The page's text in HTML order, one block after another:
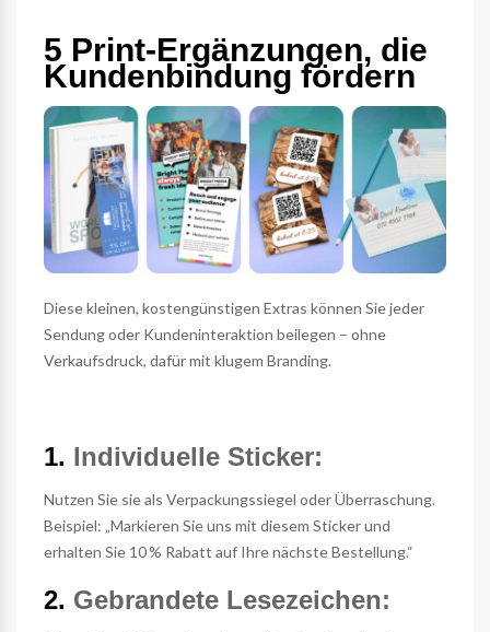
5 Print-Ergänzungen, die
Kundenbindung fördern
Diese kleinen, kostengünstigen Extras können Sie jeder
Sendung oder Kundeninteraktion beilegen – ohne
Verkaufsdruck, dafür mit klugem Branding.
1. Individuelle Sticker:
Nutzen Sie sie als Verpackungssiegel oder Überraschung.
Beispiel: „Markieren Sie uns mit diesem Sticker und
erhalten Sie 10 % Rabatt auf Ihre nächste Bestellung.“
2. Gebrandete Lesezeichen: